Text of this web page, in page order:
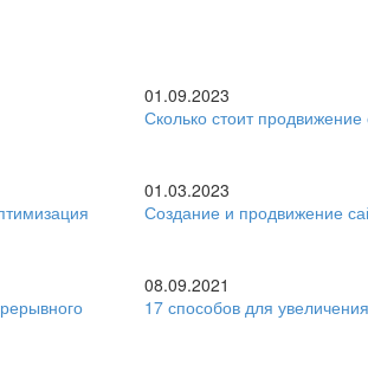
01.09.2023
Сколько стоит продвижение
01.03.2023
Создание и продвижение
08.09.2021
17 способов для